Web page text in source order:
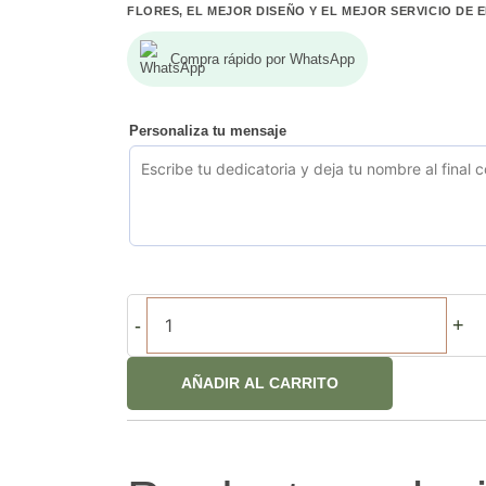
S/249.00.S/209.00.
FLORES, EL MEJOR DISEÑO Y EL MEJOR SERVICIO DE
Compra rápido por WhatsApp
Personaliza tu mensaje
-
Dulce
cantidad
+
AÑADIR AL CARRITO